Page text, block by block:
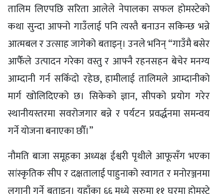
तालिम लिएपछि सरिता आलेले नेपालका सफल होमस्टेको
कथा सुन्दा आफ्नो गाउँलाई पनि त्यस्तै बनाउन सकिन्छ भन्ने
आत्मबल र उत्साह जागेको बताइन्। उनले भनिन् “गाउँमै बसेर
आफैँले उत्पादन गरेका वस्तु र आफ्नै रहनसहन बेचेर मनग्य
आम्दानी गर्न सकिँदो रहेछ, हामीलाई तालिमले आम्दानीको
मार्ग खोलिदिएको छ। सिकेको ज्ञान, सीपको प्रयोग गरेर
स्थानीयस्तरमा सवरोजगार बन्ने र पर्यटन प्रवर्द्धनमा समन्वय
गर्ने योजना बनाएका छौँ।”
नौमति बाजा समूहका अध्यक्ष ईश्वरी पृथीले आफूसँग भएका
सांस्कृतिक सीप र दक्षतालाई पाहुनाको स्वागत र मनोरञ्जनमा